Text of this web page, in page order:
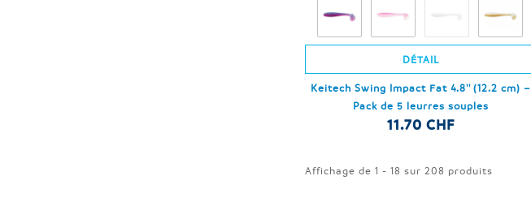
DÉTAIL
Keitech Swing Impact Fat 4.8'' (12.2 cm) –
Pack de 5 leurres souples
11.70 CHF
Affichage de 1 - 18 sur 208 produits